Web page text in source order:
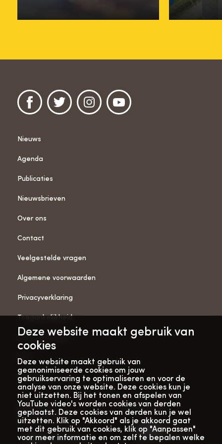
Deze website maakt gebruik van
cookies
Deze website maakt gebruik van
geanonimiseerde cookies om jouw
gebruikservaring te optimaliseren en voor de
analyse van onze website. Deze cookies kun je
niet uitzetten. Bij het tonen en afspelen van
YouTube video's worden cookies van derden
geplaatst. Deze cookies van derden kun je wel
uitzetten. Klik op "Akkoord" als je akkoord gaat
met dit gebruik van cookies, klik op "Aanpassen"
voor meer informatie en om zelf te bepalen welke
Nieuws
Agenda
Publicaties
Nieuwsbrieven
Over ons
Contact
Veelgestelde vragen
Algemene voorwaarden
Privacyverklaring
Toegankelijkheid
ANBI-gegevens
Pers
Vacatures
Bekijk onze
verhalenwebsite
Met dank aan